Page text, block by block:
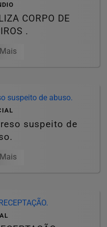
CORPO DE
.
suspeito de